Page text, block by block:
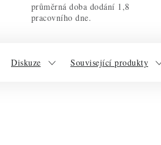
průměrná doba dodání 1,8
pracovního dne.
Diskuze Související produkty